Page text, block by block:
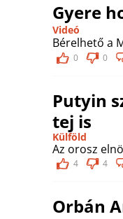
Gyere
Videó
Bérelhető a
0 0
Putyin
tej is
Külföld
Az orosz
4 4
Orbán